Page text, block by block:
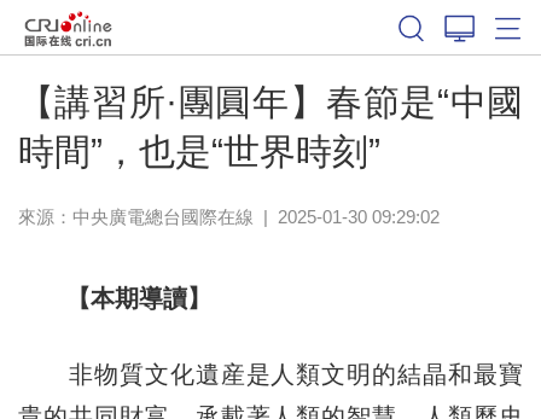
【講習所·團圓年】春節是“中國
時間”，也是“世界時刻”
來源：中央廣電總台國際在線 | 2025-01-30 09:29:02
【本期導讀】
非物質文化遺産是人類文明的結晶和最寶